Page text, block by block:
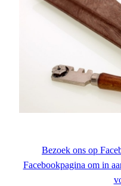
Bezoek ons op
Facebookpagina om in